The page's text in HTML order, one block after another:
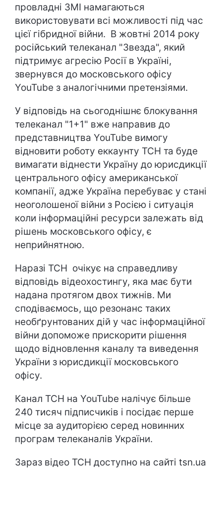
провладні ЗМІ намагаються
використовувати всі можливості під час
цієї гібридної війни. В жовтні 2014 року
російський телеканал "Звезда", який
підтримує агресію Росії в Україні,
звернувся до московського офісу
YouTube з аналогічними претензіями.
У відповідь на сьогоднішнє блокування
телеканал "1+1" вже направив до
представництва YouTube вимогу
відновити роботу еккаунту ТСН та буде
вимагати віднести Україну до юрисдикції
центрального офісу американської
компанії, адже Україна перебуває у стані
неоголошеної війни з Росією і ситуація
коли інформаційні ресурси залежать від
рішень московського офісу, є
неприйнятною.
Наразі ТСН очікує на справедливу
відповідь відеохостингу, яка має бути
надана протягом двох тижнів. Ми
сподіваємось, що резонанс таких
необґрунтованих дій у час інформаційної
війни допоможе прискорити рішення
щодо відновлення каналу та виведення
України з юрисдикції московського
офісу.
Канал ТСН на YouTube налічує більше
240 тисяч підписчиків і посідає перше
місце за аудиторією серед новинних
програм телеканалів України.
Зараз відео ТСН доступно на сайті tsn.ua